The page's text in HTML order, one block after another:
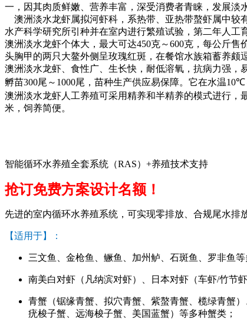
一，因其肉质鲜嫩、营养丰富，深受消费者青睐，发展淡
澳洲淡水龙虾属拟河虾科，系热带、亚热带螯虾属中较
水产科学研究所引种并在室内进行繁殖试验，第二年人工
澳洲淡水龙虾个体大，最大可达450克～600克，每公斤售
头胸甲的两只大鳌外侧呈玫瑰红斑，在餐馆水族箱蓄养颇
澳洲淡水龙虾、食性广、生长快，耐低溶氧，抗病力强
孵苗300尾～ 1000尾，苗种生产供应易保障。它在水温10℃
澳洲淡水龙虾人工养殖可采用精养和半精养的模式进行，
米，饲养简便。
智能循环水养殖全套系统（RAS）+养殖技术支持
抢订免费方案设计名额！
先进的室内循环水养殖系统，可实现零排放、合规尾水排放
【适用于】：
三文鱼、金枪鱼、鳜鱼、加州鲈、石斑鱼、罗非鱼等
南美白对虾（凡纳滨对虾）、日本对虾（车虾/竹节
青蟹（锯缘青蟹、拟穴青蟹、紫螯青蟹、榄绿青蟹
疣梭子蟹、远海梭子蟹、美国蓝蟹）等多种蟹类；